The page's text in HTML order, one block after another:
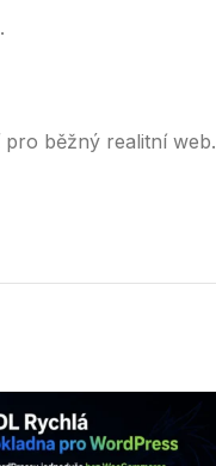
pro běžný realitní web.